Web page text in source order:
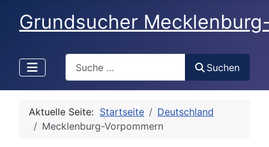
Grundsucher
Suchen
Aktuelle Seite: Startseite
Deutschland
Mecklenburg-Vorpommern